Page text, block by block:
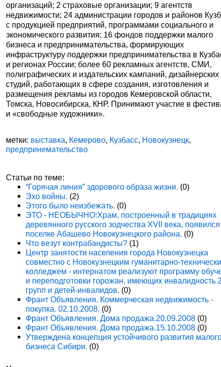
организаций; 2 страховые организации; 9 агентств
недвижимости; 24 администрации городов и районов
с продукцией предприятий, программами социального и
экономического развития; 16 фондов поддержки малого
бизнеса и предпринимательства, формирующих
инфраструктуру поддержки предпринимательства в
и регионах России; более 60 рекламных агентств, СМИ,
полиграфических и издательских кампаний, дизайнерских
студий, работающих в сфере создания, изготовления и
размещения рекламы из городов Кемеровской области,
Томска, Новосибирска, КНР. Принимают участие в
и «свободные художники».
метки: выставка, Кемерово, Кузбасс, Новокузнецк,
предпринемательство
Статьи по теме:
“Горячая линия” здорового образа жизни. (0)
Эхо войны. (2)
Этого было неизбежать. (0)
ЭТО - НЕОБЫЧНО:Храм, построенный в традициях
деревянного русского зодчества XVII века,
поселке Абашево Новокузнецкого района. (0)
Что везут контрабандисты? (1)
Центр занятости населения города Новокузнецка
совместно с Новокузнецким гуманитарно-
колледжем - интернатом реализуют программу
и переподготовки горожан, имеющих инвалидность
групп и детей-инвалидов. (0)
Франт Объявления. Коммерческая недвижимость -
покупка. 02.10.2008. (0)
Франт Объявления. Дома продажа.20.09.2008 (0)
Франт Объявления. Дома продажа.15.10.2008 (0)
Утверждена концепция устойчивого развития
бизнеса Сибири. (0)